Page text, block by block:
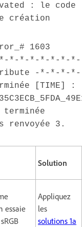
: le code
création
1603
*-*-*-*-*-*-*-*-
-*-*-*-*-
[TIME] :
renvoyée 3.
Solution
essaie
Appliquez
les
solutions 1a